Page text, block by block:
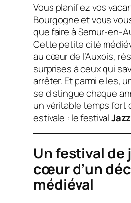
Vous planifiez vos
Bourgogne et vous
que faire à Semur-en-
Cette petite cité
au cœur de l’Auxois,
surprises à ceux qui
arrêter. Et parmi elles,
se distingue chaque
un véritable temps fort
estivale : le festival
Un festival de
cœur d’un
médiéval